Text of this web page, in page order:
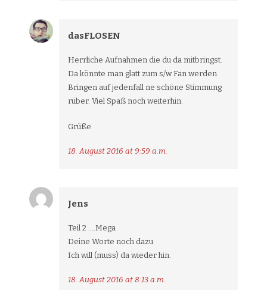
dasFLOSEN
Herrliche Aufnahmen die du da mitbringst.
Da könnte man glatt zum s/w Fan werden.
Bringen auf jedenfall ne schöne Stimmung
rüber. Viel Spaß noch weiterhin.
Grüße
18. August 2016 at 9:59 a.m.
Jens
Teil 2 ….Mega
Deine Worte noch dazu
Ich will (muss) da wieder hin.
18. August 2016 at 8:13 a.m.